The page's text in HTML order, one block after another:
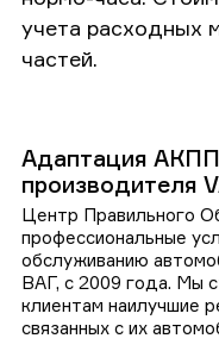
учета расходных
частей.
Адаптация
производителя
Центр Правильного
профессиональные
обслуживанию
ВАГ, с 2009 года. Мы
клиентам наилучшие
связанных с их